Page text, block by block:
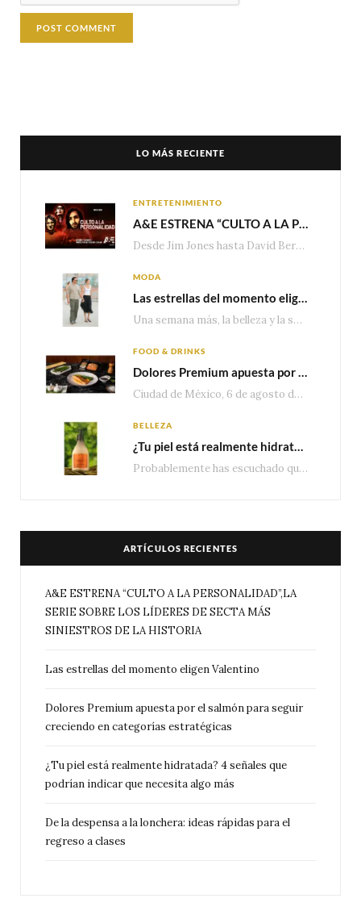
LO MÁS RECIENTE
ENTRETENIMIENTO
A&E ESTRENA “CULTO A LA PERSONALIDAD”,LA SERIE SOBRE LOS LÍDERES DE SECTA MÁS SINIESTROS DE LA HISTORIA
Desde Jim Jones hasta David Berg, la producción recorre en seis episodios cómo el carisma,…
MODA
Las estrellas del momento eligen Valentino
Una semana más, la belleza y la sofisticación de Valentino vuelven a tomar el escenario internacional. Desde…
FOOD & DRINKS
Dolores Premium apuesta por el salmón para seguir creciendo en categorías estratégicas
Ciudad de México, 6 de agosto de 2026.— Con una producción de 2.17 millones de…
BELLEZA
¿Tu piel está realmente hidratada? 4 señales que podrían indicar que necesita algo más
Probablemente has escuchado que el cuidado e hidratación corporal se suele asociar únicamente con una…
ARTÍCULOS RECIENTES
A&E ESTRENA “CULTO A LA PERSONALIDAD”,LA
SERIE SOBRE LOS LÍDERES DE SECTA MÁS
SINIESTROS DE LA HISTORIA
Las estrellas del momento eligen Valentino
Dolores Premium apuesta por el salmón para seguir
creciendo en categorías estratégicas
¿Tu piel está realmente hidratada? 4 señales que
podrían indicar que necesita algo más
De la despensa a la lonchera: ideas rápidas para el
regreso a clases